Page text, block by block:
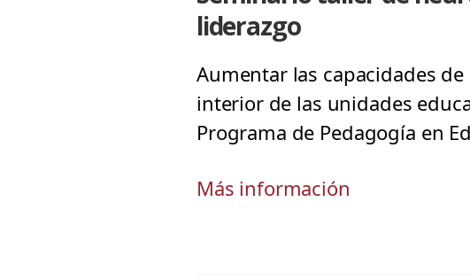
liderazgo
Aumentar las capacidades
interior de las unidades
Programa de Pedagogía en
Más información